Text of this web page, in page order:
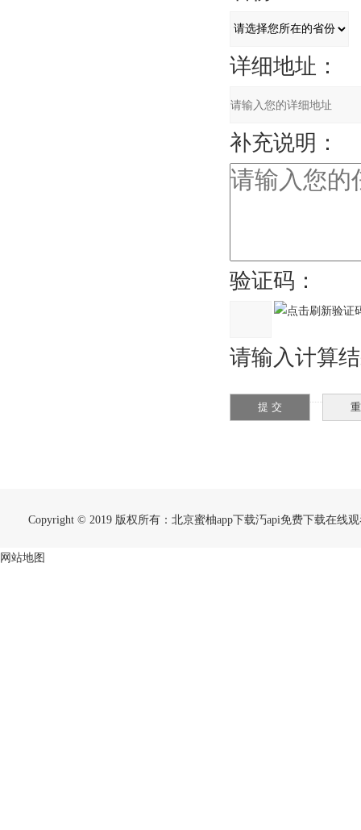
详细地址：
补充说明：
验证码：
请输入计算结
Copyright © 2019 版权所有：北京蜜柚app下载汅api免费下载在
网站地图